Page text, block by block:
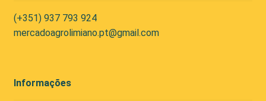
(+351) 937 793 924
mercadoagrolimiano.pt@gmail.com
Informações